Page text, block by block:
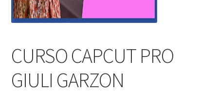
CURSO CAPCUT PRO
GIULI GARZON